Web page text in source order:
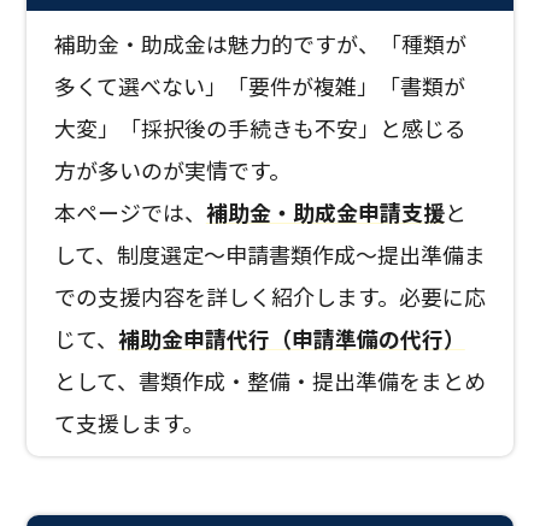
補助金・助成金は魅力的ですが、「種類が
多くて選べない」「要件が複雑」「書類が
大変」「採択後の手続きも不安」と感じる
方が多いのが実情です。
本ページでは、 補助金・助成金申請支援と
して、制度選定〜申請書類作成〜提出準備ま
での支援内容を詳しく紹介します。必要に応
じて、 補助金申請代行（申請準備の代行）
として、書類作成・整備・提出準備をまとめ
て支援します。